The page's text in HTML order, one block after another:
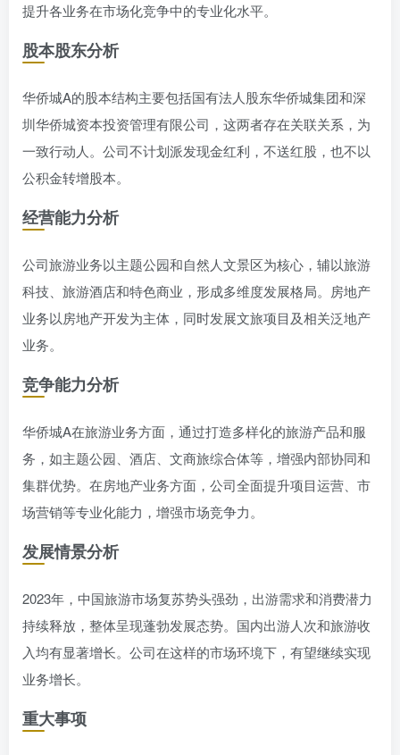
提升各业务在市场化竞争中的专业化水平。
股本股东分析
华侨城A的股本结构主要包括国有法人股东华侨城集团和深
圳华侨城资本投资管理有限公司，这两者存在关联关系，为
一致行动人。公司不计划派发现金红利，不送红股，也不以
公积金转增股本。
经营能力分析
公司旅游业务以主题公园和自然人文景区为核心，辅以旅游
科技、旅游酒店和特色商业，形成多维度发展格局。房地产
业务以房地产开发为主体，同时发展文旅项目及相关泛地产
业务。
竞争能力分析
华侨城A在旅游业务方面，通过打造多样化的旅游产品和服
务，如主题公园、酒店、文商旅综合体等，增强内部协同和
集群优势。在房地产业务方面，公司全面提升项目运营、市
场营销等专业化能力，增强市场竞争力。
发展情景分析
2023年，中国旅游市场复苏势头强劲，出游需求和消费潜力
持续释放，整体呈现蓬勃发展态势。国内出游人次和旅游收
入均有显著增长。公司在这样的市场环境下，有望继续实现
业务增长。
重大事项